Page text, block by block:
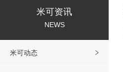
米可资讯
NEWS
米可动态